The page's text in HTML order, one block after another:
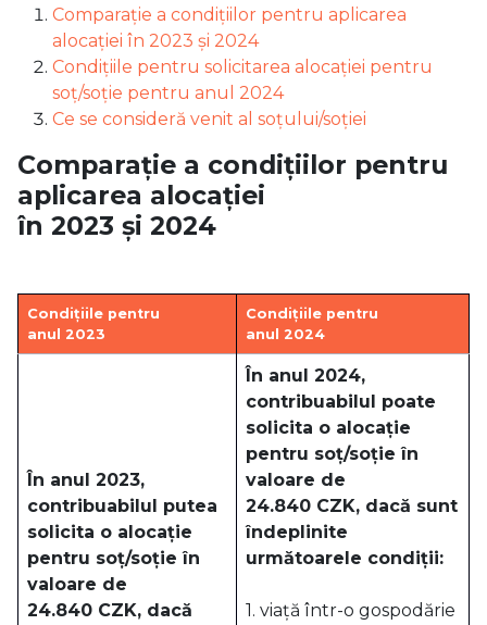
Comparație a condițiilor pentru aplicarea
alocației în 2023 și 2024
Condițiile pentru solicitarea alocației pentru
soț/soție pentru anul 2024
Ce se consideră venit al soțului/soției
Comparație a condițiilor pentru
aplicarea alocației
în 2023 și 2024
Condițiile pentru
anul 2023
Condițiile pentru
anul 2024
În anul 2023,
contribuabilul putea
solicita o alocație
pentru soț/soție în
valoare de
24.840 CZK, dacă
În anul 2024,
contribuabilul poate
solicita o alocație
pentru soț/soție în
valoare de
24.840 CZK, dacă sunt
îndeplinite
următoarele condiții:
1. viață într-o gospodărie